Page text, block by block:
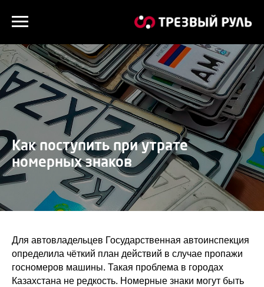
Как поступить при утрате
номерных знаков
Для автовладельцев Государственная автоинспекция
определила чёткий план действий в случае пропажи
госномеров машины. Такая проблема в городах
Казахстана не редкость. Номерные знаки могут быть